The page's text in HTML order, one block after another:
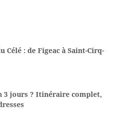
Célé : de Figeac à Saint-Cirq-
3 jours ? Itinéraire complet,